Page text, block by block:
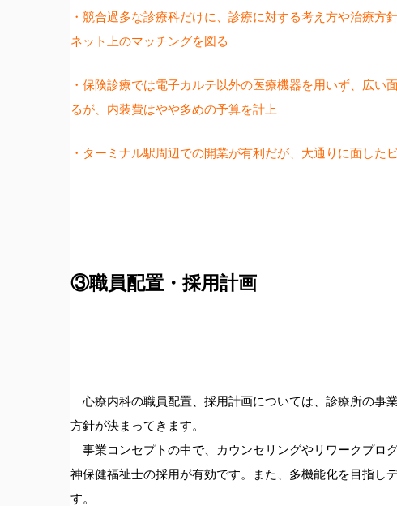
・競合過多な診療科だけに、診療に対する考え方や治療方
ネット上のマッチングを図る
・保険診療では電子カルテ以外の医療機器を用いず、広
るが、内装費はやや多めの予算を計上
・ターミナル駅周辺での開業が有利だが、大通りに面した
③職員配置・採用計画
心療内科の職員配置、採用計画については、診療所の事
方針が決まってきます。
事業コンセプトの中で、カウンセリングやリワークプロ
神保健福祉士の採用が有効です。また、多機能化を目指し
す。